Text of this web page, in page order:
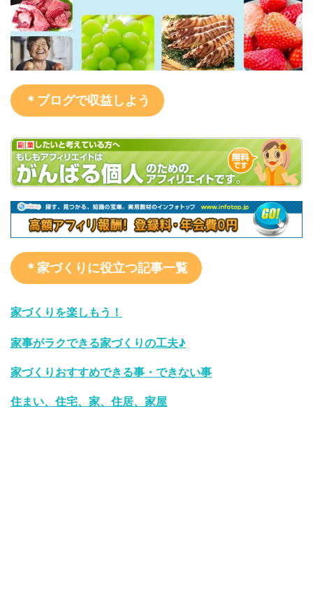
＊ブログで収益しよう
＊家づくりに役立つ記事一覧
家づくりを楽しもう！
家事がラクできる家づくりの工夫♪
家づくりおすすめできる事・できない事
住まい、住宅、家、住居、家屋